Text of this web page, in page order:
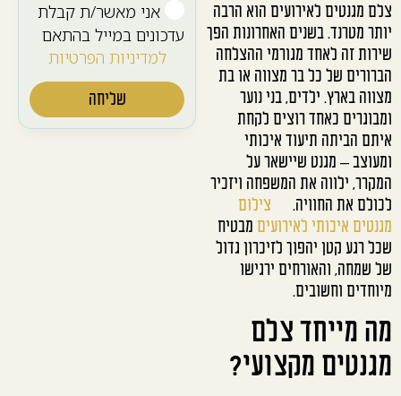
צלם מגנטים לאירועים הוא הרבה
יותר מטרנד. בשנים האחרונות הפך
שירות זה לאחד מגורמי ההצלחה
הברורים של כל בר מצווה או בת
מצווה בארץ. ילדים, בני נוער
ומבוגרים כאחד רוצים לקחת
איתם הביתה תיעוד איכותי
ומעוצב – מגנט שיישאר על
המקרר, ילווה את המשפחה ויזכיר
לכולם את החוויה.
צילום
מגנטים איכותי לאירועים מבטיח
שכל רגע קטן יהפוך לזיכרון גדול
של שמחה, והאורחים ירגישו
מיוחדים וחשובים.
מה מייחד צלם
מגנטים מקצועי?
אני מאשר/ת קבלת
עדכונים במייל בהתאם
למדיניות הפרטיות
שליחה